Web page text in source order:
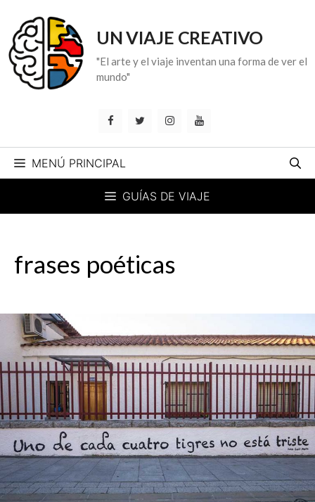
contenido
UN VIAJE CREATIVO
"El arte y el viaje inventan una forma de ver el
mundo"
MENÚ PRINCIPAL
GUÍAS DE VIAJE
frases poéticas